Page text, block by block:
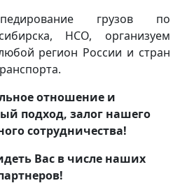
грузов по
НСО, организуем
регион России и стран
отношение и
подход, залог нашего
сотрудничества!
Вас в числе наших